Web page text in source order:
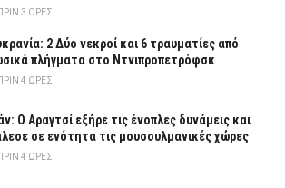
ΠΡΙΝ 3 ΏΡΕΣ
2 Δύο νεκροί και 6 τραυματίες από
πλήγματα στο Ντνιπροπετρόφσκ
ΠΡΙΝ 4 ΏΡΕΣ
Ο Αραγτσί εξήρε τις ένοπλες δυνάμεις και
σε ενότητα τις μουσουλμανικές χώρες
ΠΡΙΝ 4 ΏΡΕΣ